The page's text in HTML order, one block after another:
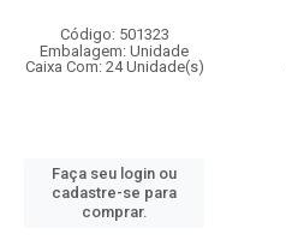
Código: 501323
Embalagem: Unidade
Caixa Com: 24 Unidade(s)
Faça seu login ou
cadastre-se para
comprar.